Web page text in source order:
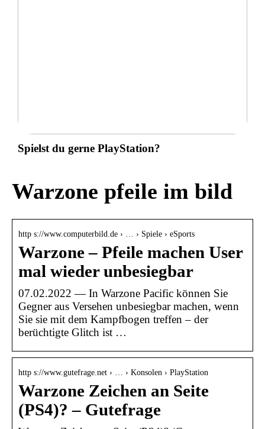
Spielst du gerne PlayStation?
Warzone pfeile im bild
http s://www.computerbild.de › … › Spiele › eSports
Warzone – Pfeile machen User
mal wieder unbesiegbar
07.02.2022 — In Warzone Pacific können Sie
Gegner aus Versehen unbesiegbar machen, wenn
Sie sie mit dem Kampfbogen treffen – der
berüchtigte Glitch ist …
http s://www.gutefrage.net › … › Konsolen › PlayStation
Warzone Zeichen an Seite
(PS4)? – Gutefrage